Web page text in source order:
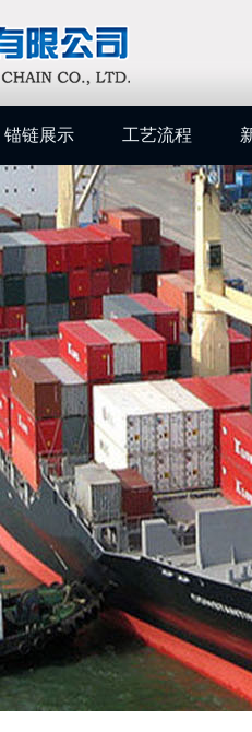
锚链展示 工艺流程